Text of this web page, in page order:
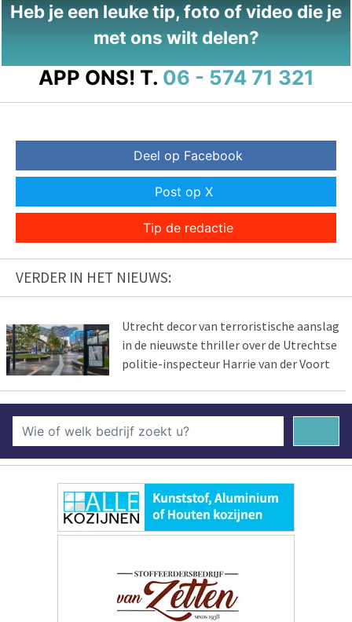
Heb je een leuke tip, foto of video die je
met ons wilt delen?
APP ONS! T. 06 - 574 71 321
Deel op Facebook
Post op X
Tip de redactie
VERDER IN HET NIEUWS:
Utrecht decor van terroristische aanslag
in de nieuwste thriller over de Utrechtse
politie-inspecteur Harrie van der Voort